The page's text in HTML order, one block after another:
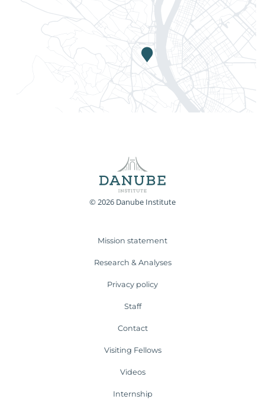
© 2026 Danube Institute
Mission statement
Research & Analyses
Privacy policy
Staff
Contact
Visiting Fellows
Videos
Internship